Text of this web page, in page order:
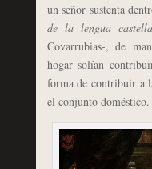
un señor sustenta
de la lengua
Covarrubias-, de
hogar solían
forma de contribuir a
el conjunto doméstico.